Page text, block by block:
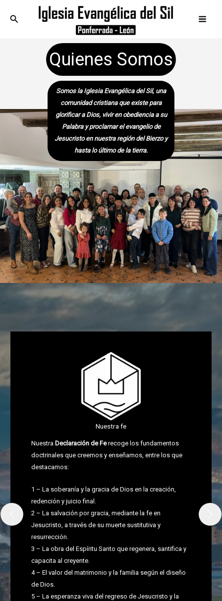
Buscar
Quienes Somos
Somos la Iglesia Evangélica del Sil, una
comunidad cristiana que existe para
glorificar a Dios, vivir en obediencia a su
Palabra y proclamar el evangelio de
Jesucristo en nuestra región del Bierzo y
hasta lo último de la tierra.
Nuestra fe
Nuestra Declaración de Ferecoge los fundamentos
doctrinales que creemos y enseñamos, entre los que
destacamos:
1 – La soberanía y la gracia de Dios en la creación,
redención y juicio final.
2 – La salvación por gracia, mediante la fe en
Jesucristo, a través de su muerte sustitutiva y
resurrección.
3 – La obra del Espíritu Santo que regenera, santifica y
capacita al creyente.
4 – El valor del matrimonio y la familia según el diseño
de Dios.
5 – La esperanza viva del regreso de Jesucristo y la